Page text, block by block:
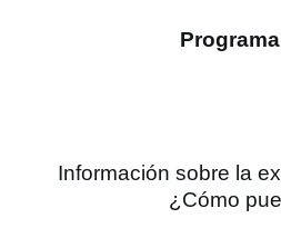
Información sobre la
¿Cómo